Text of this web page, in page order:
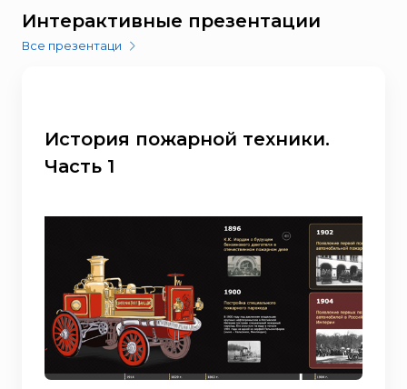
Интерактивные презентации
Все презентаци
История пожарной техники.
Часть 1